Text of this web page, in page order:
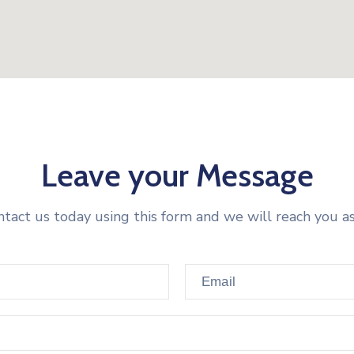
Leave your Message
us today using this form and we will reach you